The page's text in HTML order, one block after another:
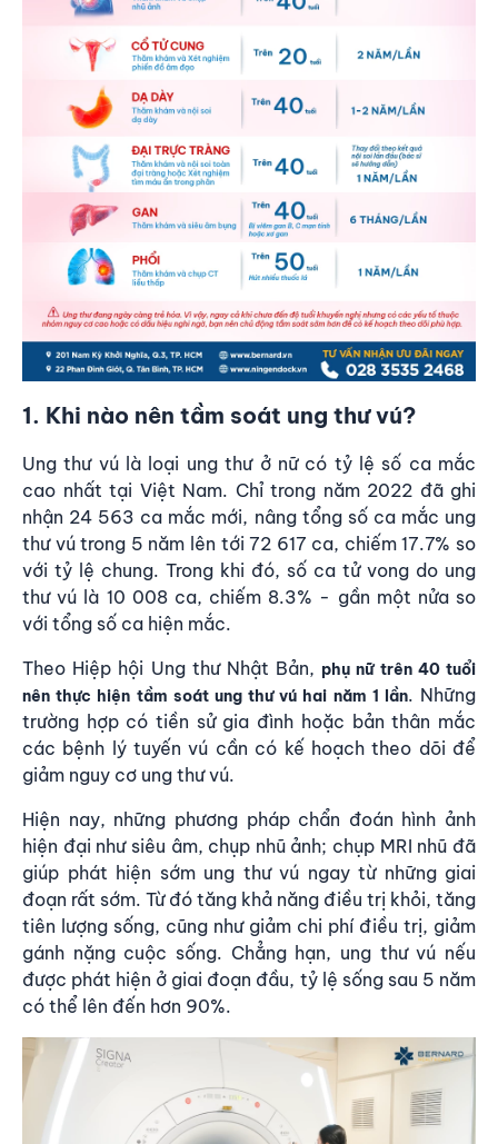
1. Khi nào nên tầm soát ung thư vú?
Ung thư vúlà loại ung thư ở nữ có tỷ lệ số ca mắc
cao nhất tại Việt Nam. Chỉ trong năm 2022 đã ghi
nhận 24 563 ca mắc mới, nâng tổng số ca mắc ung
thư vú trong 5 năm lên tới 72 617 ca, chiếm 17.7% so
với tỷ lệ chung. Trong khi đó, số ca tử vong do ung
thư vú là 10 008 ca, chiếm 8.3% - gần một nửa so
với tổng số ca hiện mắc.
Theo Hiệp hội Ung thư Nhật Bản, phụ nữ trên 40 tuổi
nên thực hiện tầm soát ung thư vú hai năm 1 lần. Những
trường hợp có tiền sử gia đình hoặc bản thân mắc
các bệnh lý tuyến vú cần có kế hoạch theo dõi để
giảm nguy cơ ung thư vú.
Hiện nay, những phương pháp chẩn đoán hình ảnh
hiện đại như siêu âm, chụp nhũ ảnh; chụp MRI nhũ đã
giúp phát hiện sớm ung thư vú ngay từ những giai
đoạn rất sớm. Từ đó tăng khả năng điều trị khỏi, tăng
tiên lượng sống, cũng như giảm chi phí điều trị, giảm
gánh nặng cuộc sống. Chẳng hạn, ung thư vú nếu
được phát hiện ở giai đoạn đầu, tỷ lệ sống sau 5 năm
có thể lên đến hơn 90%.